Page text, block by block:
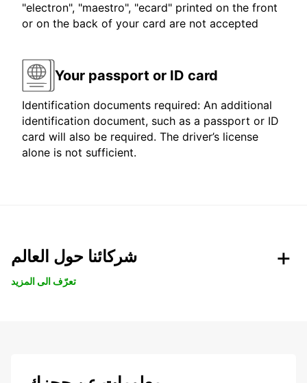
"electron", "maestro", "ecard" printed on the front
or on the back of your card are not accepted
Your passport or ID card
Identification documents required: An additional
identification document, such as a passport or ID
card will also be required. The driver’s license
alone is not sufficient.
شركائنا حول العالم
تعرّف الى المزيد